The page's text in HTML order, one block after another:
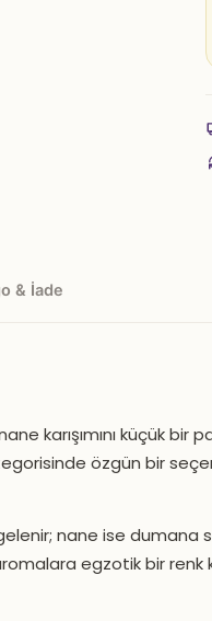
& İade
karışımını küçük bir
özgün bir
nane ise dumana
egzotik bir renk